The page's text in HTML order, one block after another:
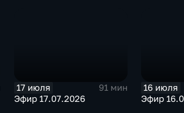
17 июля
91 мин
Эфир 17.07.2026
16 июля
Эфир